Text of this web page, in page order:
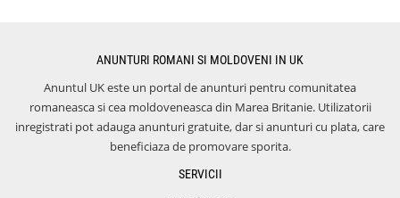
ANUNTURI ROMANI SI MOLDOVENI IN UK
Anuntul UK este un portal de anunturi pentru comunitatea
romaneasca si cea moldoveneasca din Marea Britanie. Utilizatorii
inregistrati pot adauga anunturi gratuite, dar si anunturi cu plata, care
beneficiaza de promovare sporita.
SERVICII